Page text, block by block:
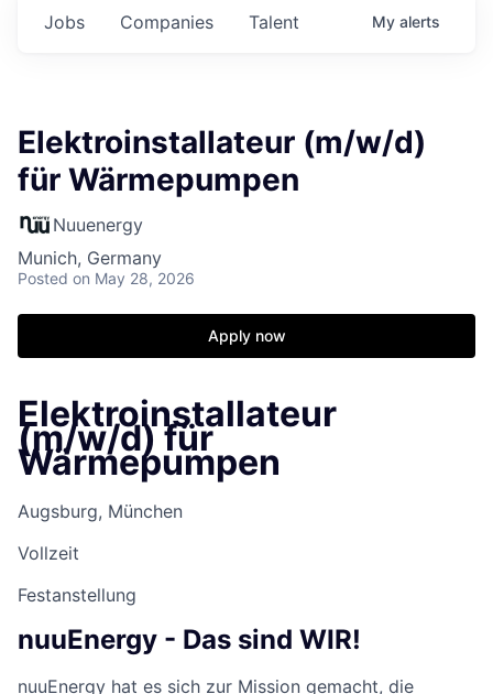
Jobs Companies Talent My alerts
Elektroinstallateur (m/w/d)
für Wärmepumpen
Nuuenergy
Munich, Germany
Posted on May 28, 2026
Apply now
Elektroinstallateur
(m/w/d) für
Wärmepumpen
Augsburg, München
Vollzeit
Festanstellung
nuuEnergy - Das sind WIR!
nuuEnergy hat es sich zur Mission gemacht, die